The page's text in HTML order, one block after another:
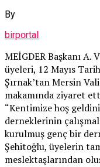
By
birportal
MEİGDER Başkanı
üyeleri, 12 Mayıs
Şırnak’tan Mersin
makamında ziyaret
“Kentimize hoş
derneklerinin
kurulmuş genç bir
Şehitoğlu, üyelerin
meslektaşlarından